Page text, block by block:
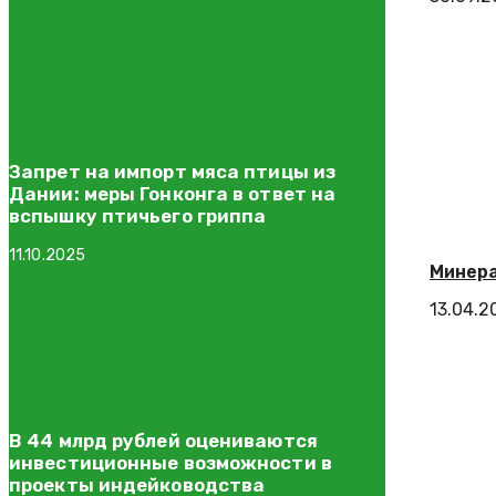
Запрет на импорт мяса птицы из
Дании: меры Гонконга в ответ на
вспышку птичьего гриппа
11.10.2025
В 44 млрд рублей оцениваются
инвестиционные возможности в
проекты индейководства